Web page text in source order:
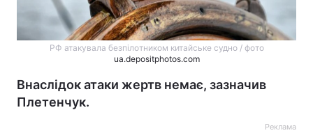
РФ атакувала безпілотником китайське судно / фото
ua.depositphotos.com
Внаслідок атаки жертв немає, зазначив
Плетенчук.
Реклама